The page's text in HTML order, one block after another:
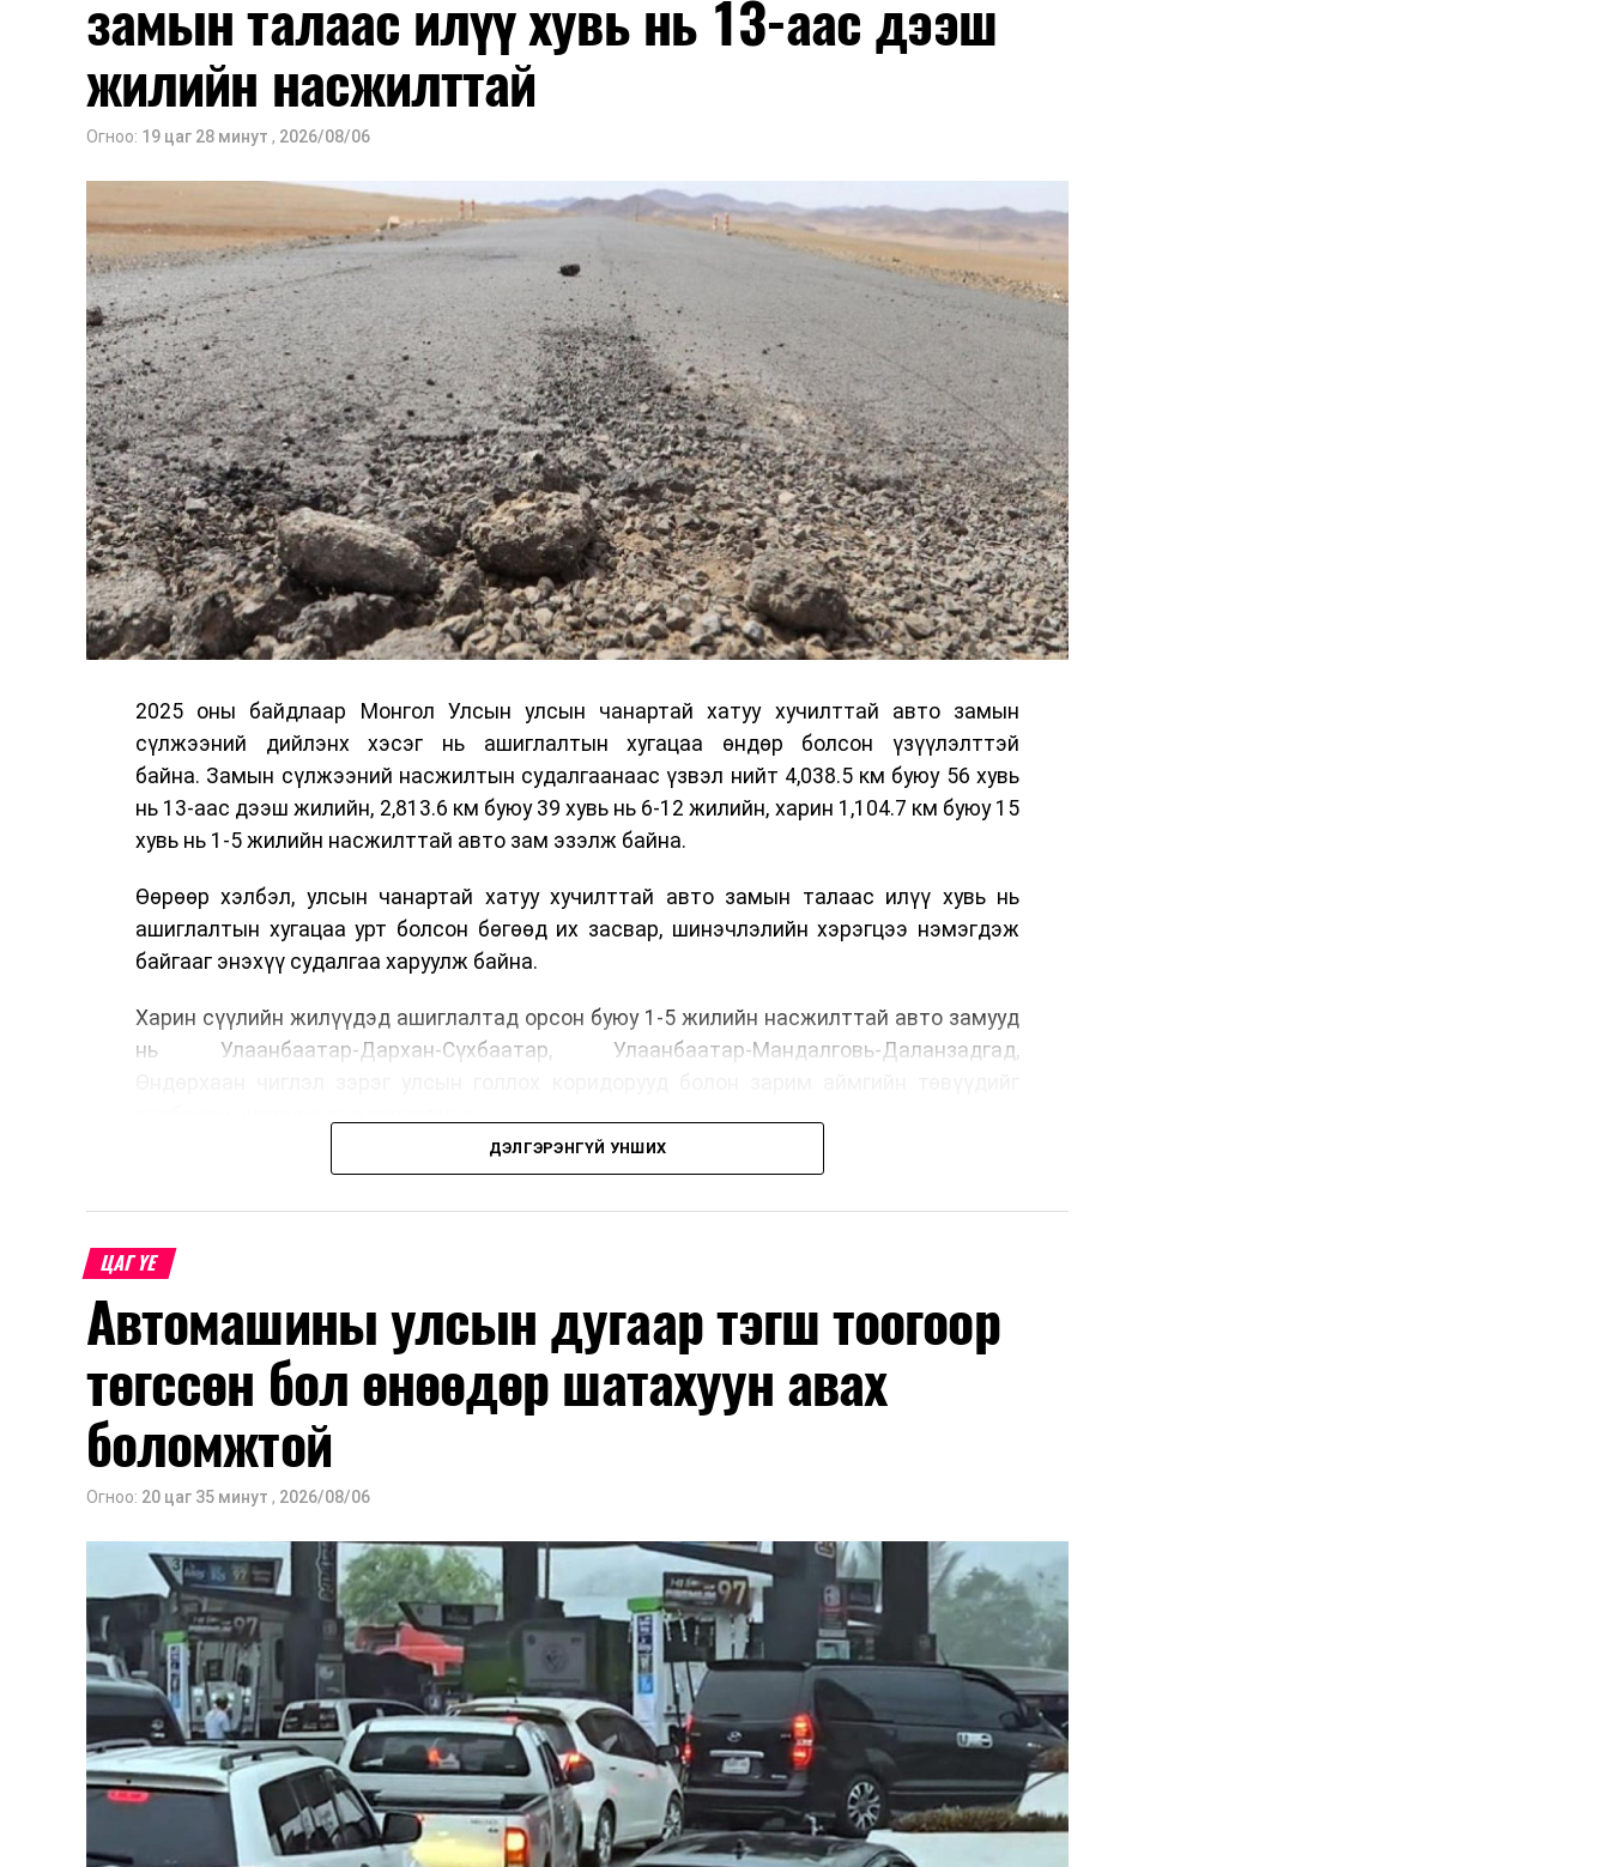
замын талаас илүү хувь нь 13-аас дээш
жилийн насжилттай
Огноо: 19 цаг 28 минут , 2026/08/06
2025 оны байдлаар Монгол Улсын улсын чанартай хатуу хучилттай авто замын
сүлжээний дийлэнх хэсэг нь ашиглалтын хугацаа өндөр болсон үзүүлэлттэй
байна. Замын сүлжээний насжилтын судалгаанаас үзвэл нийт 4,038.5 км буюу 56 хувь
нь 13-аас дээш жилийн, 2,813.6 км буюу 39 хувь нь 6-12 жилийн, харин 1,104.7 км буюу 15
хувь нь 1-5 жилийн насжилттай авто зам эзэлж байна.
Өөрөөр хэлбэл, улсын чанартай хатуу хучилттай авто замын талаас илүү хувь нь
ашиглалтын хугацаа урт болсон бөгөөд их засвар, шинэчлэлийн хэрэгцээ нэмэгдэж
байгааг энэхүү судалгаа харуулж байна.
Харин сүүлийн жилүүдэд ашиглалтад орсон буюу 1-5 жилийн насжилттай авто замууд
нь Улаанбаатар-Дархан-Сүхбаатар, Улаанбаатар-Мандалговь-Даланзадгад,
Авто замын насжилтыг тогтмол үнэлж, их засвар, ээлжит засвар арчлалтын ажлыг
төлөвлөхөд чухал ач холбогдолтойг албаныхан хэлж байна
ДЭЛГЭРЭНГҮЙ УНШИХ
ЦАГ ҮЕ
Автомашины улсын дугаар тэгш тоогоор
төгссөн бол өнөөдөр шатахуун авах
боломжтой
Огноо: 20 цаг 35 минут , 2026/08/06